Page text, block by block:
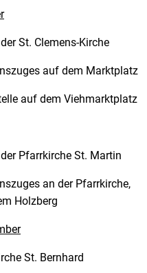
St. Clemens-Kirche
auf dem Marktplatz
auf dem Viehmarktplatz
Pfarrkirche St. Martin
an der Pfarrkirche,
Holzberg
St. Bernhard